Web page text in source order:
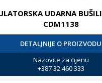
UDARNA
CDM1138
DETALJNIJE O PROIZVODU
Nazovite za cijenu
+387 32 460 333